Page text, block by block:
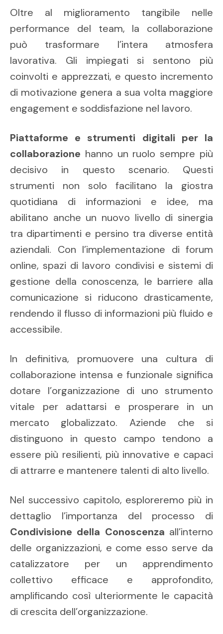
Oltre al miglioramento tangibile nelle
performance del team, la collaborazione
può trasformare l’intera atmosfera
lavorativa. Gli impiegati si sentono più
coinvolti e apprezzati, e questo incremento
di motivazione genera a sua volta maggiore
engagement e soddisfazione nel lavoro.
Piattaforme e strumenti digitali per la
collaborazione hanno un ruolo sempre più
decisivo in questo scenario. Questi
strumenti non solo facilitano la giostra
quotidiana di informazioni e idee, ma
abilitano anche un nuovo livello di sinergia
tra dipartimenti e persino tra diverse entità
aziendali. Con l’implementazione di forum
online, spazi di lavoro condivisi e sistemi di
gestione della conoscenza, le barriere alla
comunicazione si riducono drasticamente,
rendendo il flusso di informazioni più fluido e
accessibile.
In definitiva, promuovere una cultura di
collaborazione intensa e funzionale significa
dotare l’organizzazione di uno strumento
vitale per adattarsi e prosperare in un
mercato globalizzato. Aziende che si
distinguono in questo campo tendono a
essere più resilienti, più innovative e capaci
di attrarre e mantenere talenti di alto livello.
Nel successivo capitolo, esploreremo più in
dettaglio l’importanza del processo di
Condivisione della Conoscenza all’interno
delle organizzazioni, e come esso serve da
catalizzatore per un apprendimento
collettivo efficace e approfondito,
amplificando così ulteriormente le capacità
di crescita dell’organizzazione.